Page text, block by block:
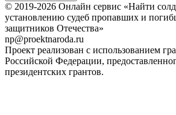
© 2019-2026 Онлайн сервис «Найти
установлению судеб пропавших и
защитников Отечества»
np@proektnaroda.ru
Проект реализован с использованием
Российской Федерации,
президентских грантов.